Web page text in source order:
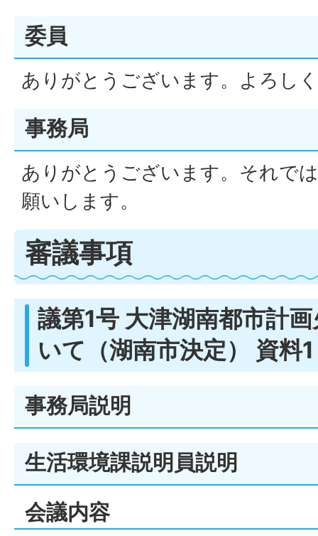
委員
ありがとうございます。よろし
事務局
ありがとうございます。それで
願いします。
審議事項
議第1号 大津湖南都市計
いて（湖南市決定） 資料1
事務局説明
生活環境課説明員説明
会議内容